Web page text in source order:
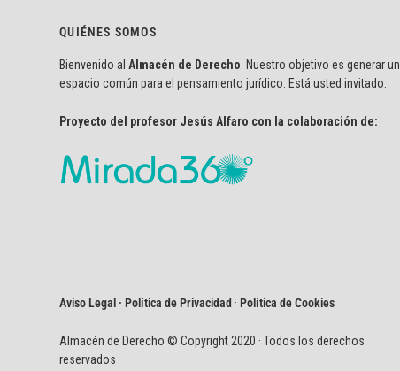
QUIÉNES SOMOS
Bienvenido al Almacén de Derecho . Nuestro objetivo es generar un
espacio común para el pensamiento jurídico. Está usted invitado.
Proyecto del profesor Jesús Alfaro con la colaboración de:
Aviso Legal · Política de Privacidad ·Política de Cookies
Almacén de Derecho © Copyright 2020 · Todos los derechos
reservados